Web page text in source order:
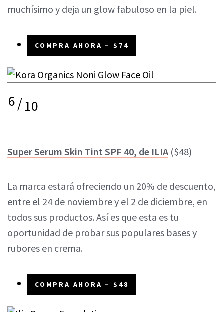
muchísimo y deja un glow fabuloso en la piel.
COMPRA AHORA – $74
6/10
Super Serum Skin Tint SPF 40, de ILIA ($48)
La marca estará ofreciendo un 20% de descuento,
entre el 24 de noviembre y el 2 de diciembre, en
todos sus productos. Así es que esta es tu
oportunidad de probar sus populares bases y
rubores en crema.
COMPRA AHORA – $48